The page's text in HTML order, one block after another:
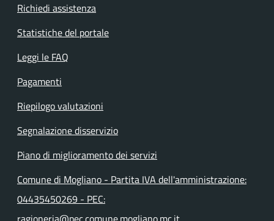
Richiedi assistenza
Statistiche del portale
Leggi le FAQ
Pagamenti
Riepilogo valutazioni
Segnalazione disservizio
Piano di miglioramento dei servizi
Comune di Mogliano - Partita IVA dell'amministrazione:
04435450269 - PEC: